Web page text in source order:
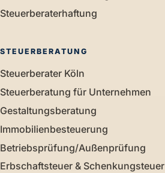
Steuerberaterhaftung
STEUERBERATUNG
Steuerberater Köln
Steuerberatung für Unternehmen
Gestaltungsberatung
Immobilienbesteuerung
Betriebsprüfung/Außenprüfung
Erbschaftsteuer & Schenkungsteuer